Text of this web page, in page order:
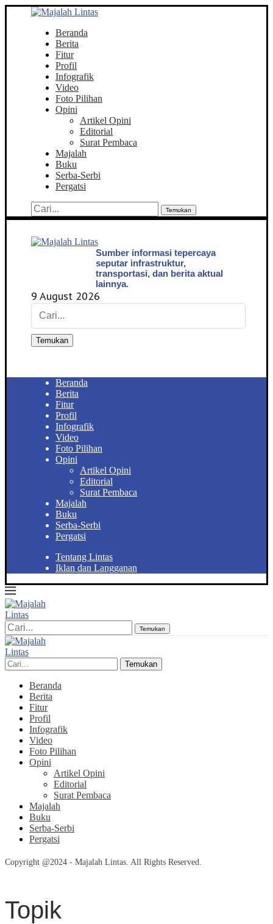
Beranda
Berita
Fitur
Profil
Infografik
Video
Foto Pilihan
Opini
Artikel Opini
Editorial
Surat Pembaca
Majalah
Buku
Serba-Serbi
Pergatsi
Temukan
Sumber informasi tepercaya
seputar infrastruktur,
transportasi, dan berita aktual
lainnya.
9 August 2026
Temukan
Beranda
Berita
Fitur
Profil
Infografik
Video
Foto Pilihan
Opini
Artikel Opini
Editorial
Surat Pembaca
Majalah
Buku
Serba-Serbi
Pergatsi
Tentang Lintas
Iklan dan Langganan
Temukan
Temukan
Beranda
Berita
Fitur
Profil
Infografik
Video
Foto Pilihan
Opini
Artikel Opini
Editorial
Surat Pembaca
Majalah
Buku
Serba-Serbi
Pergatsi
Copyright @2024 - Majalah Lintas. All Rights Reserved.
Topik